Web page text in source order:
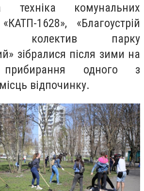
техніка комунальних
1628», «Благоустрій
колектив парку
зібралися після зими на
прибирання одного з
відпочинку.